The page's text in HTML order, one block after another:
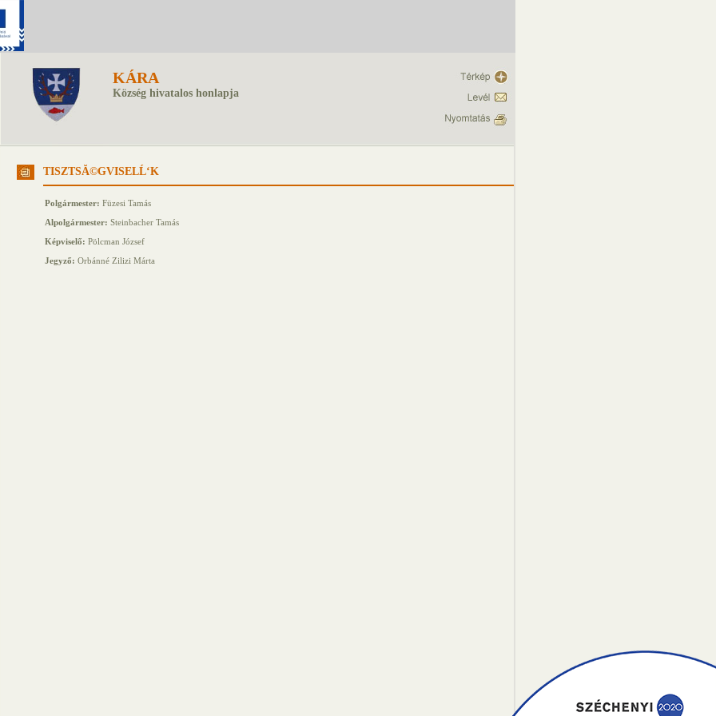
KÁRA
Község hivatalos honlapja
TISZTSĂ©GVISELĹ‘K
Polgármester: Füzesi Tamás
Alpolgármester: Steinbacher Tamás
Képviselő: Pölcman József
Jegyző: Orbánné Zilizi Márta